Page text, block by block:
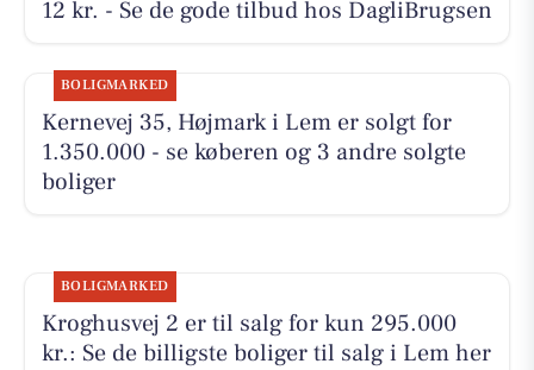
12 kr. - Se de gode tilbud hos DagliBrugsen
BOLIGMARKED
Kernevej 35, Højmark i Lem er solgt for
1.350.000 - se køberen og 3 andre solgte
boliger
BOLIGMARKED
Kroghusvej 2 er til salg for kun 295.000
kr.: Se de billigste boliger til salg i Lem her